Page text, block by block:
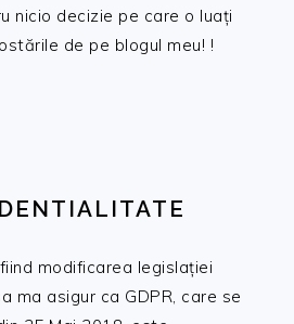
nicio decizie pe care o luați
de pe blogul meu! !
modificarea legislației
ma asigur ca GDPR, care se